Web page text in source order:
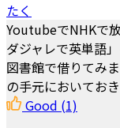
たく
YoutubeでNHKで
ダジャレで英単語
図書館で借りてみ
の手元においてお
Good (1)